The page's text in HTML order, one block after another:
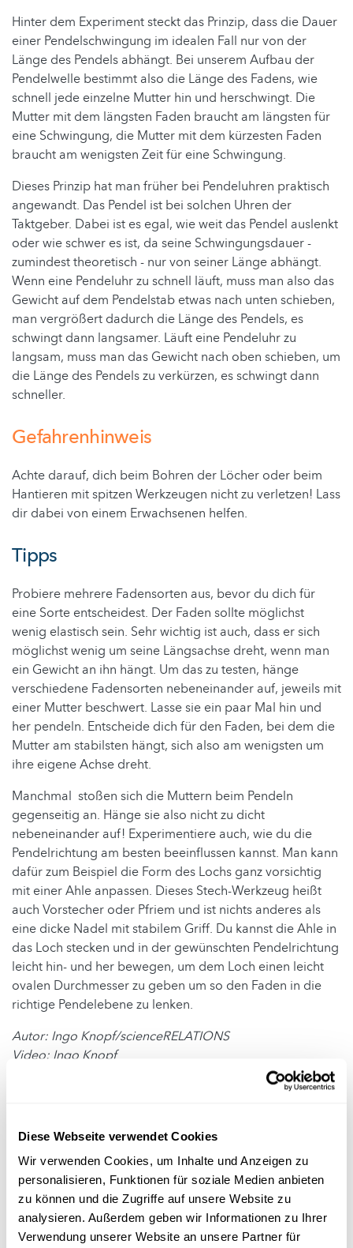
Diese Webseite verwendet Cookies
Wir verwenden Cookies, um Inhalte und Anzeigen zu
personalisieren, Funktionen für soziale Medien anbieten
zu können und die Zugriffe auf unsere Website zu
analysieren. Außerdem geben wir Informationen zu Ihrer
Verwendung unserer Website an unsere Partner für
Hinter dem Experiment steckt das Prinzip, dass die Dauer
einer Pendelschwingung im idealen Fall nur von der
Länge des Pendels abhängt. Bei unserem Aufbau der
Pendelwelle bestimmt also die Länge des Fadens, wie
schnell jede einzelne Mutter hin und herschwingt. Die
Mutter mit dem längsten Faden braucht am längsten für
eine Schwingung, die Mutter mit dem kürzesten Faden
braucht am wenigsten Zeit für eine Schwingung.
Dieses Prinzip hat man früher bei Pendeluhren praktisch
angewandt. Das Pendel ist bei solchen Uhren der
Taktgeber. Dabei ist es egal, wie weit das Pendel auslenkt
oder wie schwer es ist, da seine Schwingungsdauer -
zumindest theoretisch - nur von seiner Länge abhängt.
Wenn eine Pendeluhr zu schnell läuft, muss man also das
Gewicht auf dem Pendelstab etwas nach unten schieben,
man vergrößert dadurch die Länge des Pendels, es
schwingt dann langsamer. Läuft eine Pendeluhr zu
langsam, muss man das Gewicht nach oben schieben, um
die Länge des Pendels zu verkürzen, es schwingt dann
schneller.
Gefahrenhinweis
Achte darauf, dich beim Bohren der Löcher oder beim
Hantieren mit spitzen Werkzeugen nicht zu verletzen! Lass
dir dabei von einem Erwachsenen helfen.
Tipps
Probiere mehrere Fadensorten aus, bevor du dich für
eine Sorte entscheidest. Der Faden sollte möglichst
wenig elastisch sein. Sehr wichtig ist auch, dass er sich
möglichst wenig um seine Längsachse dreht, wenn man
ein Gewicht an ihn hängt. Um das zu testen, hänge
verschiedene Fadensorten nebeneinander auf, jeweils mit
einer Mutter beschwert. Lasse sie ein paar Mal hin und
her pendeln. Entscheide dich für den Faden, bei dem die
Mutter am stabilsten hängt, sich also am wenigsten um
ihre eigene Achse dreht.
Manchmal stoßen sich die Muttern beim Pendeln
gegenseitig an. Hänge sie also nicht zu dicht
nebeneinander auf! Experimentiere auch, wie du die
Pendelrichtung am besten beeinflussen kannst. Man kann
dafür zum Beispiel die Form des Lochs ganz vorsichtig
mit einer Ahle anpassen. Dieses Stech-Werkzeug heißt
auch Vorstecher oder Pfriem und ist nichts anderes als
eine dicke Nadel mit stabilem Griff. Du kannst die Ahle in
das Loch stecken und in der gewünschten Pendelrichtung
leicht hin- und her bewegen, um dem Loch einen leicht
ovalen Durchmesser zu geben um so den Faden in die
richtige Pendelebene zu lenken.
Autor: Ingo Knopf/scienceRELATIONS
Video: Ingo Knopf
Infobox
Material
Zeit